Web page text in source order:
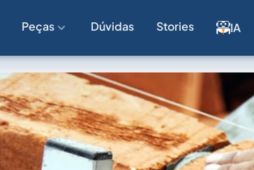
Peças Dúvidas Stories IA